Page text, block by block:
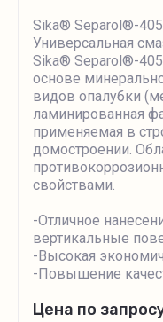
Sika® Separol®-405
Универсальная
Sika® Separol®-
основе
видов опалубки
ламинированная
применяемая в
домостроении.
свойствами.
-Отличное
вертикальные
-Высокая
-Повышение
Цена по